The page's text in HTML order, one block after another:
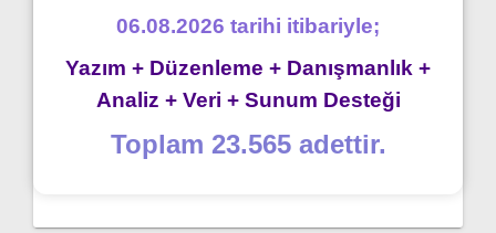
06.08.2026 tarihi itibariyle;
Yazım + Düzenleme + Danışmanlık +
Analiz + Veri + Sunum Desteği
Toplam 23.565 adettir.